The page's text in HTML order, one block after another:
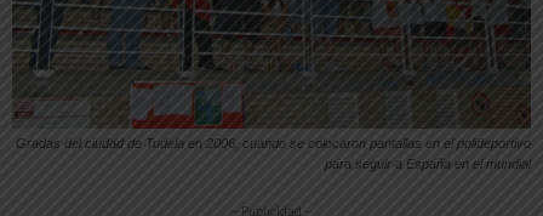
Gradas del ciudad de Tudela en 2006, cuando se colocaron pantallas en el polideportivo
para seguir a España en el mundial
-- Publicidad --